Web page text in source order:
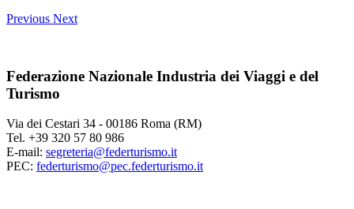
Previous Next
Federazione Nazionale Industria dei Viaggi e del
Turismo
Via dei Cestari 34 - 00186 Roma (RM)
Tel. +39 320 57 80 986
E-mail: segreteria@federturismo.it
PEC: federturismo@pec.federturismo.it